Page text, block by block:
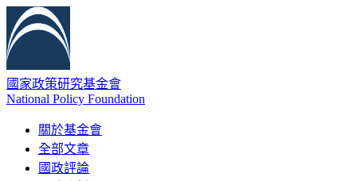
國家政策研究基金會
National Policy Foundation
關於基金會
全部文章
國政評論